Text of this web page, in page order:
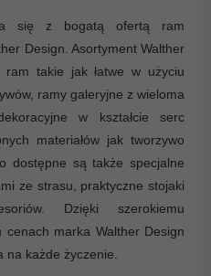
się z bogatą ofertą ram
Design. Asortyment Walther
takie jak łatwe w użyciu
ramy galeryjne z wieloma
w kształcie serc
materiałów jak tworzywo
dostępne są także specjalne
ze strasu, praktyczne stojaki
Dzięki szerokiemu
marka Walther Design
każde życzenie.